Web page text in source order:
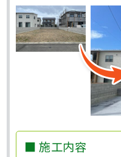
■ 施工内容